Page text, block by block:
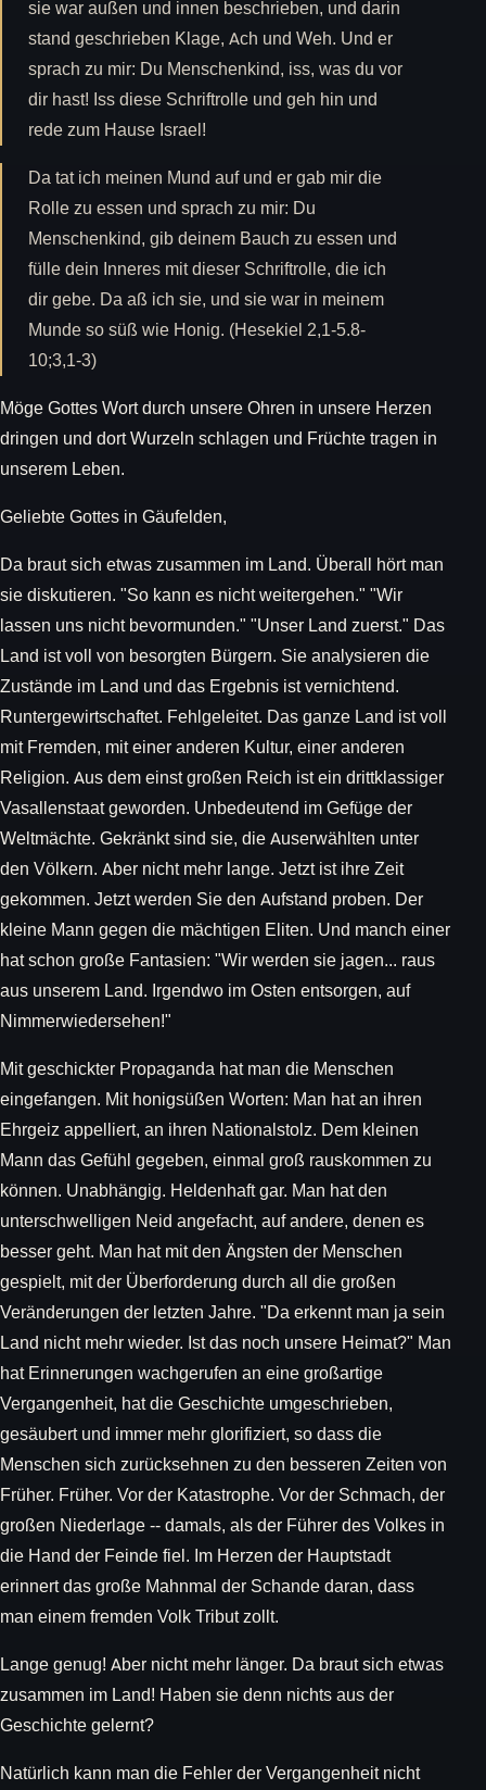
sie war außen und innen beschrieben, und darin
stand geschrieben Klage, Ach und Weh. Und er
sprach zu mir: Du Menschenkind, iss, was du vor
dir hast! Iss diese Schriftrolle und geh hin und
rede zum Hause Israel!
Da tat ich meinen Mund auf und er gab mir die
Rolle zu essen und sprach zu mir: Du
Menschenkind, gib deinem Bauch zu essen und
fülle dein Inneres mit dieser Schriftrolle, die ich
dir gebe. Da aß ich sie, und sie war in meinem
Munde so süß wie Honig. (Hesekiel 2,1-5.8-
10;3,1-3)
Möge Gottes Wort durch unsere Ohren in unsere Herzen
dringen und dort Wurzeln schlagen und Früchte tragen in
unserem Leben.
Geliebte Gottes in Gäufelden,
Da braut sich etwas zusammen im Land. Überall hört man
sie diskutieren. "So kann es nicht weitergehen." "Wir
lassen uns nicht bevormunden." "Unser Land zuerst." Das
Land ist voll von besorgten Bürgern. Sie analysieren die
Zustände im Land und das Ergebnis ist vernichtend.
Runtergewirtschaftet. Fehlgeleitet. Das ganze Land ist voll
mit Fremden, mit einer anderen Kultur, einer anderen
Religion. Aus dem einst großen Reich ist ein drittklassiger
Vasallenstaat geworden. Unbedeutend im Gefüge der
Weltmächte. Gekränkt sind sie, die Auserwählten unter
den Völkern. Aber nicht mehr lange. Jetzt ist ihre Zeit
gekommen. Jetzt werden Sie den Aufstand proben. Der
kleine Mann gegen die mächtigen Eliten. Und manch einer
hat schon große Fantasien: "Wir werden sie jagen... raus
aus unserem Land. Irgendwo im Osten entsorgen, auf
Nimmerwiedersehen!"
Mit geschickter Propaganda hat man die Menschen
eingefangen. Mit honigsüßen Worten: Man hat an ihren
Ehrgeiz appelliert, an ihren Nationalstolz. Dem kleinen
Mann das Gefühl gegeben, einmal groß rauskommen zu
können. Unabhängig. Heldenhaft gar. Man hat den
unterschwelligen Neid angefacht, auf andere, denen es
besser geht. Man hat mit den Ängsten der Menschen
gespielt, mit der Überforderung durch all die großen
Veränderungen der letzten Jahre. "Da erkennt man ja sein
Land nicht mehr wieder. Ist das noch unsere Heimat?" Man
hat Erinnerungen wachgerufen an eine großartige
Vergangenheit, hat die Geschichte umgeschrieben,
gesäubert und immer mehr glorifiziert, so dass die
Menschen sich zurücksehnen zu den besseren Zeiten von
Früher. Früher. Vor der Katastrophe. Vor der Schmach, der
großen Niederlage -- damals, als der Führer des Volkes in
die Hand der Feinde fiel. Im Herzen der Hauptstadt
erinnert das große Mahnmal der Schande daran, dass
man einem fremden Volk Tribut zollt.
Lange genug! Aber nicht mehr länger. Da braut sich etwas
zusammen im Land! Haben sie denn nichts aus der
Geschichte gelernt?
Natürlich kann man die Fehler der Vergangenheit nicht